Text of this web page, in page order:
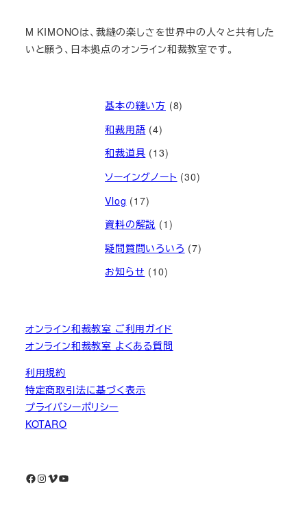
M KIMONOは、裁縫の楽しさを世界中の人々と共有した
いと願う、日本拠点のオンライン和裁教室です。
基本の縫い方 (8)
和裁用語 (4)
和裁道具 (13)
ソーイングノート (30)
Vlog (17)
資料の解説 (1)
疑問質問いろいろ (7)
お知らせ (10)
オンライン和裁教室 ご利用ガイド
オンライン和裁教室 よくある質問
利用規約
特定商取引法に基づく表示
プライバシーポリシー
KOTARO
Facebook InstagramVimeo YouTube